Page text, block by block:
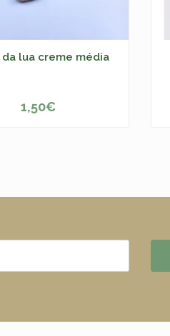
da lua creme média
+
1,50€